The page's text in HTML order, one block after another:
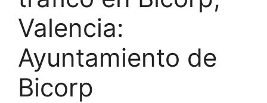
Valencia:
Ayuntamiento de
Bicorp